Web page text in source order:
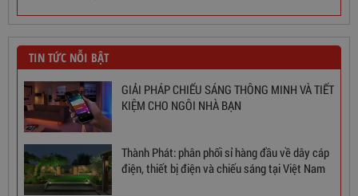
TIN TỨC NỖI BẬT
GIẢI PHÁP CHIẾU SÁNG THÔNG MINH VÀ TIẾT
KIỆM CHO NGÔI NHÀ BẠN
Thành Phát: phân phối sỉ hàng đầu về dây cáp
điện, thiết bị điện và chiếu sáng tại Việt Nam